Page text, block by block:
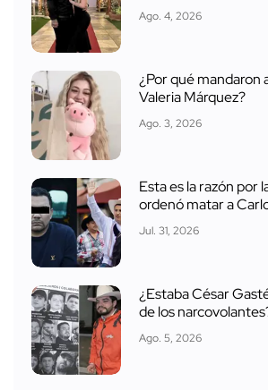
Ago. 4, 2026
¿Por qué mandaron
Valeria Márquez?
Ago. 3, 2026
Esta es la razón por
ordenó matar a
Jul. 31, 2026
¿Estaba César
de los
Ago. 5, 2026